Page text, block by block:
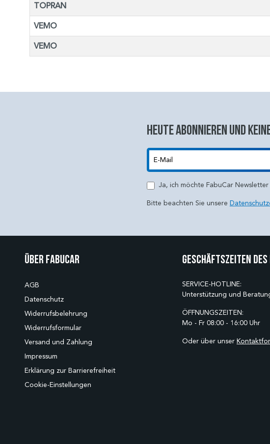
TOPRAN
VEMO
VEMO
Heute abonnieren und
Ja, ich möchte FabuCar
Bitte beachten Sie unsere
Über Fabucar
AGB
Datenschutz
Widerrufsbelehrung
Widerrufsformular
Versand und Zahlung
Impressum
Erklärung zur Barrierefreiheit
Cookie-Einstellungen
Geschäftszeiten des
SERVICE-HOTLINE:
Unterstützung und
ÖFFNUNGSZEITEN:
Mo - Fr 08:00 - 16:00 Uhr
Oder über unser